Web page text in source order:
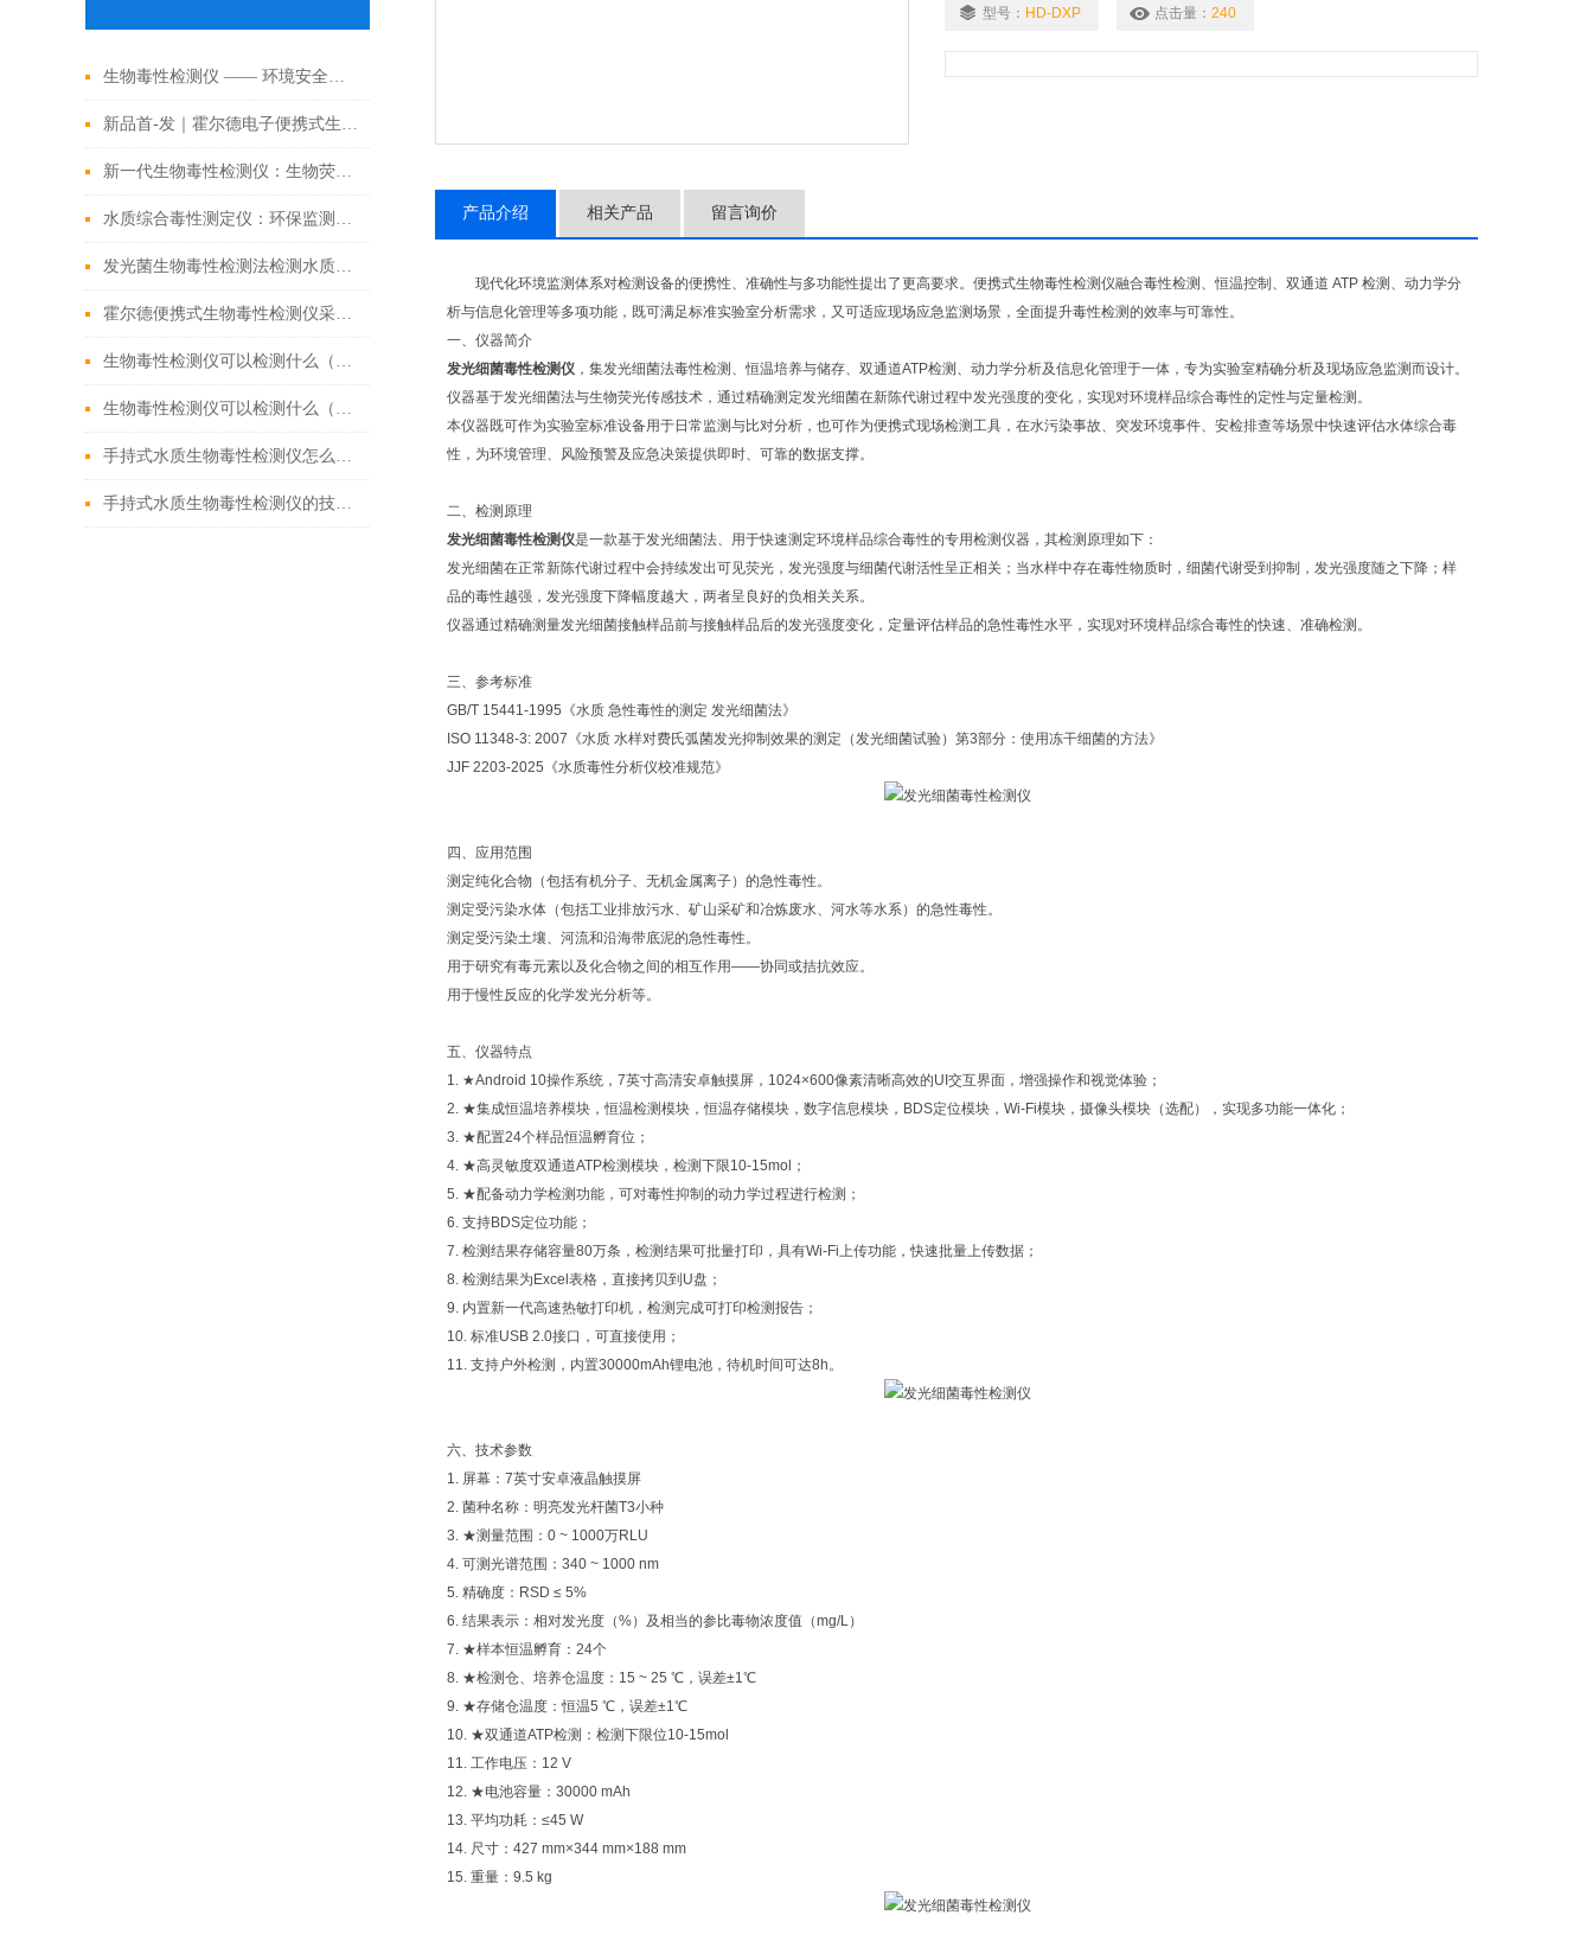
生物毒性检测仪 —— 环境安全与风险预警的核心设备
新品首-发｜霍尔德电子便携式生物毒性检测仪 解锁环境应急检测新范式
新一代生物毒性检测仪：生物荧光传感技术指引水质安全检测革新
水质综合毒性测定仪：环保监测的得力助手
发光菌生物毒性检测法检测水质的优势是什么
霍尔德便携式生物毒性检测仪采用发光细菌法
生物毒性检测仪可以检测什么（市场上好用的生物毒性检测仪）
生物毒性检测仪可以检测什么（2022全新上市生物毒性检测仪）
手持式水质生物毒性检测仪怎么用？从采样到出结果5分钟完整操作流程
手持式水质生物毒性检测仪的技术进展与应用前景
型号： HD-DXP 点击量： 240
产品介绍 相关产品 留言询价
现代化环境监测体系对检测设备的便携性、准确性与多功能性提出了更高要求。便携式生物毒性检测仪融合毒性检测、恒温控制、双通道 ATP 检测、动力学分
析与信息化管理等多项功能，既可满足标准实验室分析需求，又可适应现场应急监测场景，全面提升毒性检测的效率与可靠性。
一、仪器简介
发光细菌毒性检测仪 ，集发光细菌法毒性检测、恒温培养与储存、双通道ATP检测、动力学分析及信息化管理于一体，专为实验室精确分析及现场应急监测而设计。
仪器基于发光细菌法与生物荧光传感技术，通过精确测定发光细菌在新陈代谢过程中发光强度的变化，实现对环境样品综合毒性的定性与定量检测。
本仪器既可作为实验室标准设备用于日常监测与比对分析，也可作为便携式现场检测工具，在水污染事故、突发环境事件、安检排查等场景中快速评估水体综合毒
性，为环境管理、风险预警及应急决策提供即时、可靠的数据支撑。
二、检测原理
发光细菌毒性检测仪是一款基于发光细菌法、用于快速测定环境样品综合毒性的专用检测仪器，其检测原理如下：
发光细菌在正常新陈代谢过程中会持续发出可见荧光，发光强度与细菌代谢活性呈正相关；当水样中存在毒性物质时，细菌代谢受到抑制，发光强度随之下降；样
品的毒性越强，发光强度下降幅度越大，两者呈良好的负相关关系。
仪器通过精确测量发光细菌接触样品前与接触样品后的发光强度变化，定量评估样品的急性毒性水平，实现对环境样品综合毒性的快速、准确检测。
三、参考标准
GB/T 15441-1995《水质 急性毒性的测定 发光细菌法》
ISO 11348-3: 2007《水质 水样对费氏弧菌发光抑制效果的测定（发光细菌试验）第3部分：使用冻干细菌的方法》
JJF 2203-2025《水质毒性分析仪校准规范》
四、应用范围
测定纯化合物（包括有机分子、无机金属离子）的急性毒性。
测定受污染水体（包括工业排放污水、矿山采矿和冶炼废水、河水等水系）的急性毒性。
测定受污染土壤、河流和沿海带底泥的急性毒性。
用于研究有毒元素以及化合物之间的相互作用——协同或拮抗效应。
用于慢性反应的化学发光分析等。
五、仪器特点
1. ★Android 10操作系统，7英寸高清安卓触摸屏，1024×600像素清晰高效的UI交互界面，增强操作和视觉体验；
2. ★集成恒温培养模块，恒温检测模块，恒温存储模块，数字信息模块，BDS定位模块，Wi-Fi模块，摄像头模块（选配），实现多功能一体化；
3. ★配置24个样品恒温孵育位；
4. ★高灵敏度双通道ATP检测模块，检测下限10-15mol；
5. ★配备动力学检测功能，可对毒性抑制的动力学过程进行检测；
6. 支持BDS定位功能；
7. 检测结果存储容量80万条，检测结果可批量打印，具有Wi-Fi上传功能，快速批量上传数据；
8. 检测结果为Excel表格，直接拷贝到U盘；
9. 内置新一代高速热敏打印机，检测完成可打印检测报告；
10. 标准USB 2.0接口，可直接使用；
11. 支持户外检测，内置30000mAh锂电池，待机时间可达8h。
六、技术参数
1. 屏幕：7英寸安卓液晶触摸屏
2. 菌种名称：明亮发光杆菌T3小种
3. ★测量范围：0 ~ 1000万RLU
4. 可测光谱范围：340 ~ 1000 nm
5. 精确度：RSD ≤ 5%
6. 结果表示：相对发光度（%）及相当的参比毒物浓度值（mg/L）
7. ★样本恒温孵育：24个
8. ★检测仓、培养仓温度：15 ~ 25 ℃，误差±1℃
9. ★存储仓温度：恒温5 ℃，误差±1℃
10. ★双通道ATP检测：检测下限位10-15mol
11. 工作电压：12 V
12. ★电池容量：30000 mAh
13. 平均功耗：≤45 W
14. 尺寸：427 mm×344 mm×188 mm
15. 重量：9.5 kg